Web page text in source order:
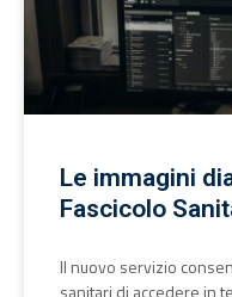
Le immagini
Fascicolo
Il nuovo servizio
sanitari di accedere in